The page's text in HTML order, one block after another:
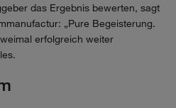
das Ergebnis bewerten, sagt
„Pure Begeisterung.
erfolgreich weiter